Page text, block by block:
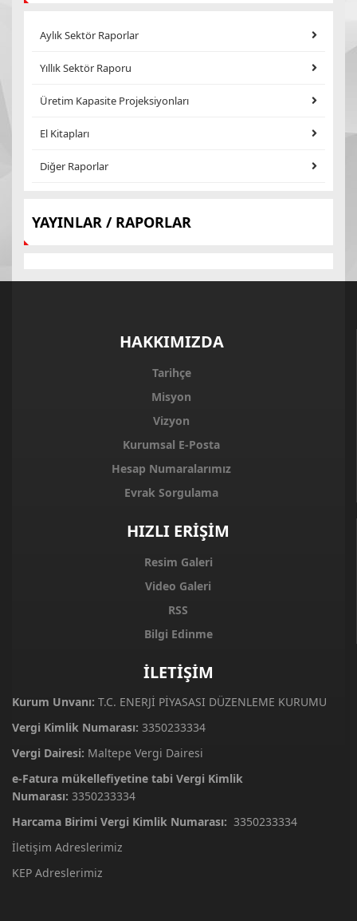
Aylık Sektör Raporlar
Yıllık Sektör Raporu
Üretim Kapasite Projeksiyonları
El Kitapları
Diğer Raporlar
YAYINLAR / RAPORLAR
HAKKIMIZDA
Tarihçe
Misyon
Vizyon
Kurumsal E-Posta
Hesap Numaralarımız
Evrak Sorgulama
HIZLI ERİŞİM
Resim Galeri
Video Galeri
RSS
Bilgi Edinme
İLETİŞİM
Kurum Unvanı: T.C. ENERJİ PİYASASI DÜZENLEME KURUMU
Vergi Kimlik Numarası: 3350233334
Vergi Dairesi: Maltepe Vergi Dairesi
e-Fatura mükellefiyetine tabi Vergi Kimlik
Numarası: 3350233334
Harcama Birimi Vergi Kimlik Numarası: 3350233334
İletişim Adreslerimiz
KEP Adreslerimiz